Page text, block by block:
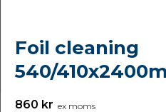
Foil cleaning
540/
860 kr ex moms